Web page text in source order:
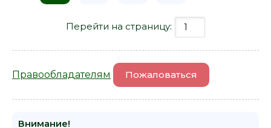
Перейти на страницу:
Правообладателям Пожаловаться
Внимание!